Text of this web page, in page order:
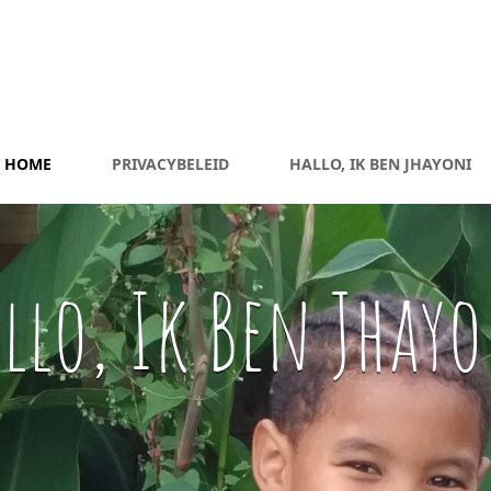
HOME PRIVACYBELEID HALLO, IK BEN JHAYONI
Ik Ben